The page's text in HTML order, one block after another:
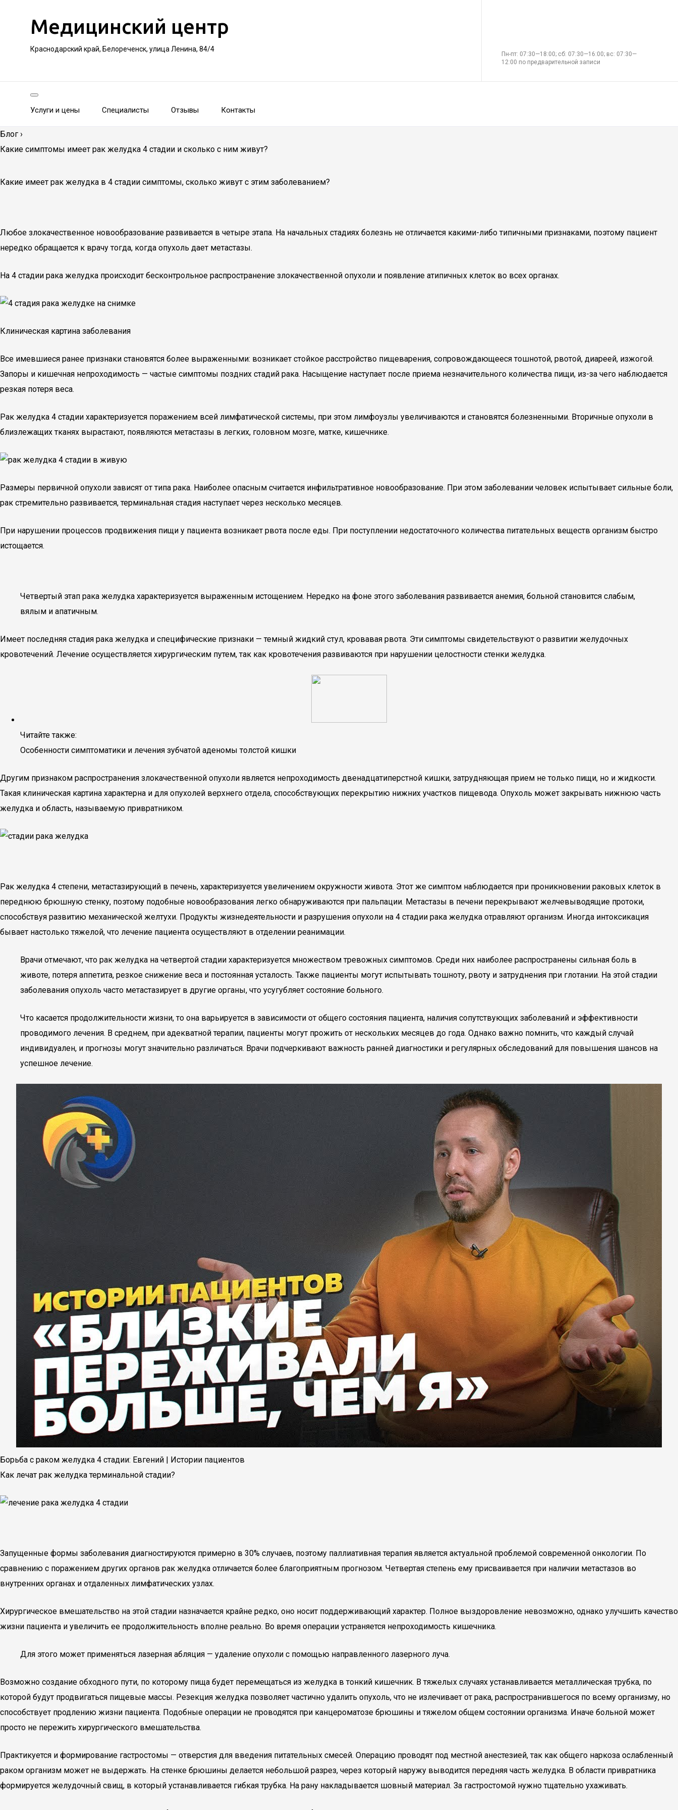
Медицинский центр
Краснодарский край, Белореченск, улица Ленина, 84/4
Пн-пт: 07:30—18:00; сб: 07:30—16:00; вс: 07:30—
12:00 по предварительной записи
Услуги и цены Специалисты Отзывы Контакты
Блог ›
Какие симптомы имеет рак желудка 4 стадии и сколько с ним живут?
Какие имеет рак желудка в 4 стадии симптомы, сколько живут с этим заболеванием?
Любое злокачественное новообразование развивается в четыре этапа. На начальных стадиях болезнь не отличается какими-либо типичными признаками, поэтому пациент
нередко обращается к врачу тогда, когда опухоль дает метастазы.
На 4 стадии рака желудка происходит бесконтрольное распространение злокачественной опухоли и появление атипичных клеток во всех органах.
Клиническая картина заболевания
Все имевшиеся ранее признаки становятся более выраженными: возникает стойкое расстройство пищеварения, сопровождающееся тошнотой, рвотой, диареей, изжогой.
Запоры и кишечная непроходимость — частые симптомы поздних стадий рака. Насыщение наступает после приема незначительного количества пищи, из-за чего наблюдается
резкая потеря веса.
Рак желудка 4 стадии характеризуется поражением всей лимфатической системы, при этом лимфоузлы увеличиваются и становятся болезненными. Вторичные опухоли в
близлежащих тканях вырастают, появляются метастазы в легких, головном мозге, матке, кишечнике.
Размеры первичной опухоли зависят от типа рака. Наиболее опасным считается инфильтративное новообразование. При этом заболевании человек испытывает сильные боли,
рак стремительно развивается, терминальная стадия наступает через несколько месяцев.
При нарушении процессов продвижения пищи у пациента возникает рвота после еды. При поступлении недостаточного количества питательных веществ организм быстро
истощается.
Четвертый этап рака желудка характеризуется выраженным истощением. Нередко на фоне этого заболевания развивается анемия, больной становится слабым,
вялым и апатичным.
Имеет последняя стадия рака желудка и специфические признаки — темный жидкий стул, кровавая рвота. Эти симптомы свидетельствуют о развитии желудочных
кровотечений. Лечение осуществляется хирургическим путем, так как кровотечения развиваются при нарушении целостности стенки желудка.
Читайте также:
Особенности симптоматики и лечения зубчатой аденомы толстой кишки
Другим признаком распространения злокачественной опухоли является непроходимость двенадцатиперстной кишки, затрудняющая прием не только пищи, но и жидкости.
Такая клиническая картина характерна и для опухолей верхнего отдела, способствующих перекрытию нижних участков пищевода. Опухоль может закрывать нижнюю часть
желудка и область, называемую привратником.
Рак желудка 4 степени, метастазирующий в печень, характеризуется увеличением окружности живота. Этот же симптом наблюдается при проникновении раковых клеток в
переднюю брюшную стенку, поэтому подобные новообразования легко обнаруживаются при пальпации. Метастазы в печени перекрывают желчевыводящие протоки,
способствуя развитию механической желтухи. Продукты жизнедеятельности и разрушения опухоли на 4 стадии рака желудка отравляют организм. Иногда интоксикация
бывает настолько тяжелой, что лечение пациента осуществляют в отделении реанимации.
Врачи отмечают, что рак желудка на четвертой стадии характеризуется множеством тревожных симптомов. Среди них наиболее распространены сильная боль в
животе, потеря аппетита, резкое снижение веса и постоянная усталость. Также пациенты могут испытывать тошноту, рвоту и затруднения при глотании. На этой стадии
заболевания опухоль часто метастазирует в другие органы, что усугубляет состояние больного.
Что касается продолжительности жизни, то она варьируется в зависимости от общего состояния пациента, наличия сопутствующих заболеваний и эффективности
проводимого лечения. В среднем, при адекватной терапии, пациенты могут прожить от нескольких месяцев до года. Однако важно помнить, что каждый случай
индивидуален, и прогнозы могут значительно различаться. Врачи подчеркивают важность ранней диагностики и регулярных обследований для повышения шансов на
успешное лечение.
Борьба с раком желудка 4 стадии: Евгений | Истории пациентов
Как лечат рак желудка терминальной стадии?
Запущенные формы заболевания диагностируются примерно в 30% случаев, поэтому паллиативная терапия является актуальной проблемой современной онкологии. По
сравнению с поражением других органов рак желудка отличается более благоприятным прогнозом. Четвертая степень ему присваивается при наличии метастазов во
внутренних органах и отдаленных лимфатических узлах.
Хирургическое вмешательство на этой стадии назначается крайне редко, оно носит поддерживающий характер. Полное выздоровление невозможно, однако улучшить качество
жизни пациента и увеличить ее продолжительность вполне реально. Во время операции устраняется непроходимость кишечника.
Для этого может применяться лазерная абляция — удаление опухоли с помощью направленного лазерного луча.
Возможно создание обходного пути, по которому пища будет перемещаться из желудка в тонкий кишечник. В тяжелых случаях устанавливается металлическая трубка, по
которой будут продвигаться пищевые массы. Резекция желудка позволяет частично удалить опухоль, что не излечивает от рака, распространившегося по всему организму, но
способствует продлению жизни пациента. Подобные операции не проводятся при канцероматозе брюшины и тяжелом общем состоянии организма. Иначе больной может
просто не пережить хирургического вмешательства.
Практикуется и формирование гастростомы — отверстия для введения питательных смесей. Операцию проводят под местной анестезией, так как общего наркоза ослабленный
раком организм может не выдержать. На стенке брюшины делается небольшой разрез, через который наружу выводится передняя часть желудка. В области привратника
формируется желудочный свищ, в который устанавливается гибкая трубка. На рану накладывается шовный материал. За гастростомой нужно тщательно ухаживать.